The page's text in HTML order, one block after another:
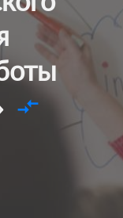
compare_arrows